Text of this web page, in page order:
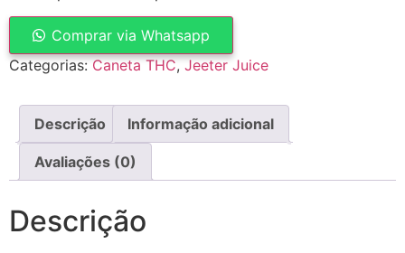
Comprar via Whatsapp
Categorias:Caneta THC,Jeeter Juice
Descrição Informação adicional
Avaliações (0)
Descrição